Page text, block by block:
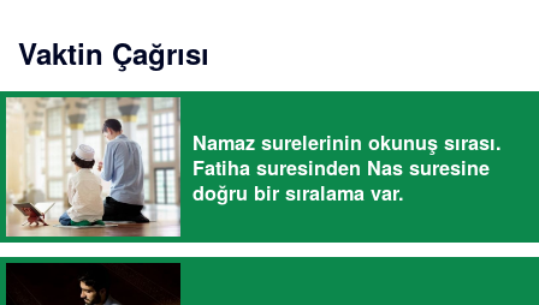
Vaktin Çağrısı
Namaz surelerinin okunuş sırası.
Fatiha suresinden Nas suresine
doğru bir sıralama var.